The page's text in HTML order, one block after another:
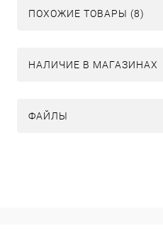
ПОХОЖИЕ ТОВАРЫ (8)
НАЛИЧИЕ В МАГАЗИНАХ
ФАЙЛЫ